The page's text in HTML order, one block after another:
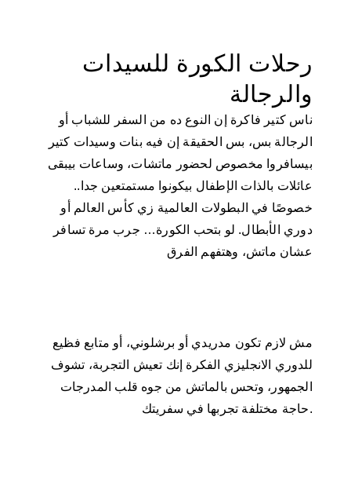
رحلات الكورة للسيدات
والرجالة
ناس كتير فاكرة إن النوع ده من السفر للشباب أو
الرجالة بس، بس الحقيقة إن فيه بنات وسيدات كتير
بيسافروا مخصوص لحضور ماتشات، وساعات بيبقى
عائلات بالذات الإطفال بيكونوا مستمتعين جدا..
خصوصًا في البطولات العالمية زي كأس العالم أو
دوري الأبطال. لو بتحب الكورة… جرب مرة تسافر
عشان ماتش، وهتفهم الفرق
مش لازم تكون مدريدي أو برشلوني، أو متابع فظيع
للدوري الانجليزي الفكرة إنك تعيش التجربة، تشوف
الجمهور، وتحس بالماتش من جوه قلب المدرجات
حاجة مختلفة تجربها في سفريتك.